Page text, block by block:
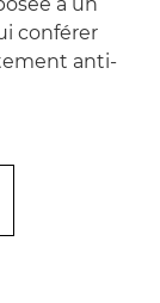
conférer
anti-